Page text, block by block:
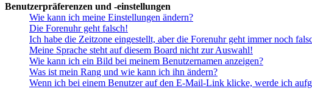
Benutzerpräferenzen und -einstellungen
Wie kann ich meine Einstellungen ändern?
Die Forenuhr geht falsch!
Ich habe die Zeitzone eingestellt, aber die Forenuhr geht immer noch
Meine Sprache steht auf diesem Board nicht zur Auswahl!
Wie kann ich ein Bild bei meinem Benutzernamen anzeigen?
Was ist mein Rang und wie kann ich ihn ändern?
Wenn ich bei einem Benutzer auf den E-Mail-Link klicke, werde ich